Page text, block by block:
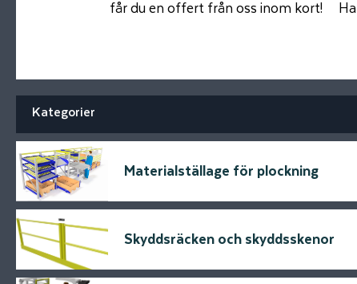
får du en offert från oss inom kort!
Kategorier
Materialställage för plockning
Skyddsräcken och skyddsskenor